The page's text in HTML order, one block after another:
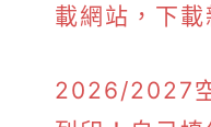
載網站，下
2026/2027